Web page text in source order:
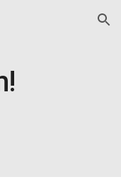
Skip to navigation